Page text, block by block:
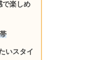
で楽しめ
いスタイ